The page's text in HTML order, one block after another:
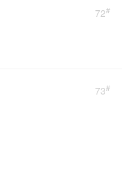
72#
73#